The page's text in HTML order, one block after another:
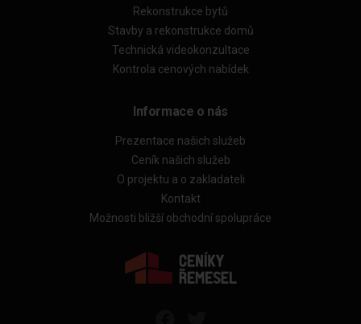
Rekonstrukce bytů
Stavby a rekonstrukce domů
Technická videokonzultace
Kontrola cenových nabídek
Informace o nás
Prezentace našich služeb
Ceník našich služeb
O projektu a o zakladateli
Kontakt
Možnosti bližší obchodní spolupráce